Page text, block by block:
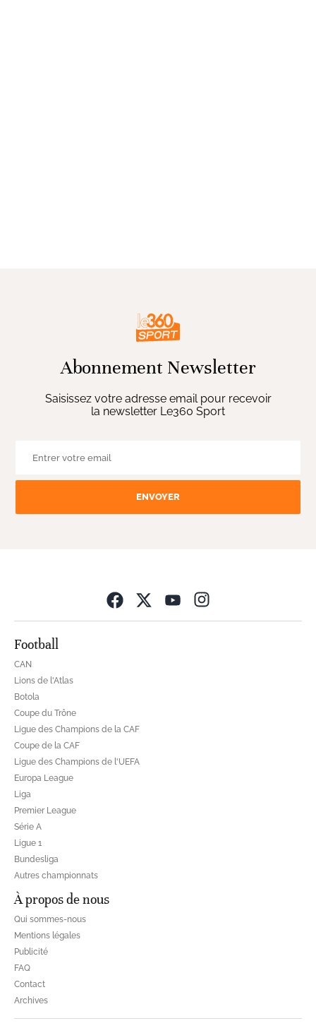
Abonnement Newsletter
Saisissez votre adresse email pour recevoir
la newsletter Le360 Sport
ENVOYER
Football
CAN
Lions de l'Atlas
Botola
Coupe du Trône
Ligue des Champions de la CAF
Coupe de la CAF
Ligue des Champions de l'UEFA
Europa League
Liga
Premier League
Série A
Ligue 1
Bundesliga
Autres championnats
À propos de nous
Qui sommes-nous
Mentions légales
Publicité
FAQ
Contact
Archives